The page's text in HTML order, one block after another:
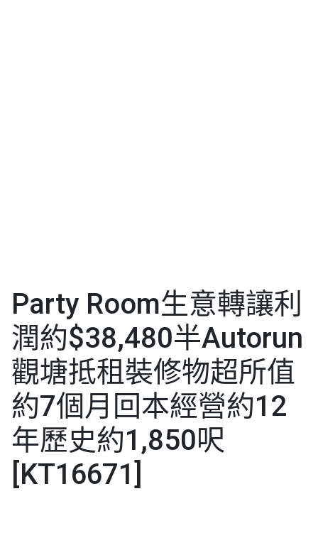
Party Room生意轉讓利
潤約$38,480半Autorun
觀塘抵租裝修物超所值
約7個月回本經營約12
年歷史約1,850呎
[KT16671]